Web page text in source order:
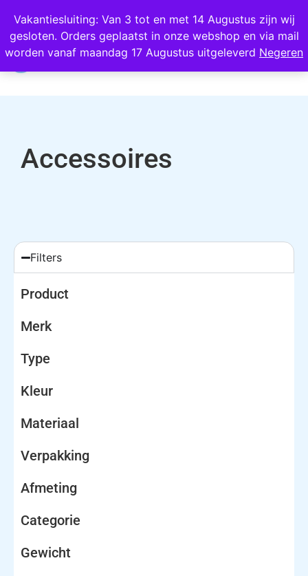
Vakantiesluiting: Van 3 tot en met 14 Augustus zijn wij
gesloten. Orders geplaatst in onze webshop en via mail
worden vanaf maandag 17 Augustus uitgeleverd Negeren
Wij scoren een 4,8 op Google
0
Accessoires
Filters
Product
Merk
Type
Kleur
Materiaal
Verpakking
Afmeting
Categorie
Gewicht